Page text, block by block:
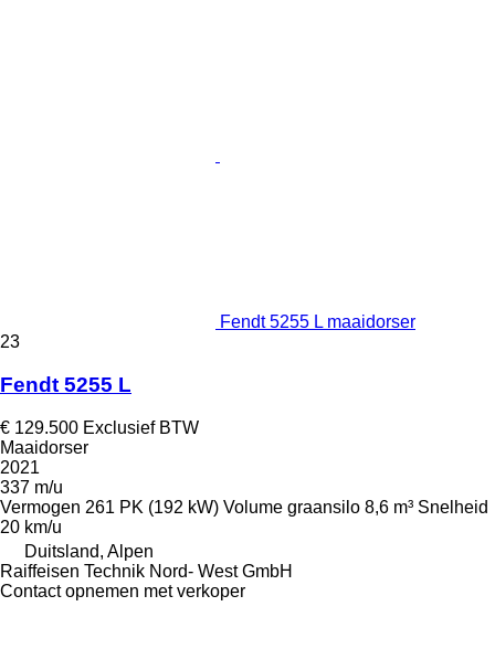
Fendt 5255 L maaidorser
23
Fendt 5255 L
€ 129.500 Exclusief BTW
Maaidorser
2021
337 m/u
Vermogen 261 PK (192 kW) Volume graansilo 8,6 m³ Snelheid
20 km/u
Duitsland, Alpen
Raiffeisen Technik Nord- West GmbH
Contact opnemen met verkoper